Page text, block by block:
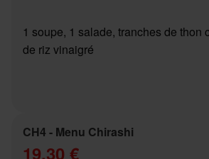
1 soupe, 1 salade, tranches de thon
de riz vinaigré
CH4 - Menu Chirashi
19.30 €